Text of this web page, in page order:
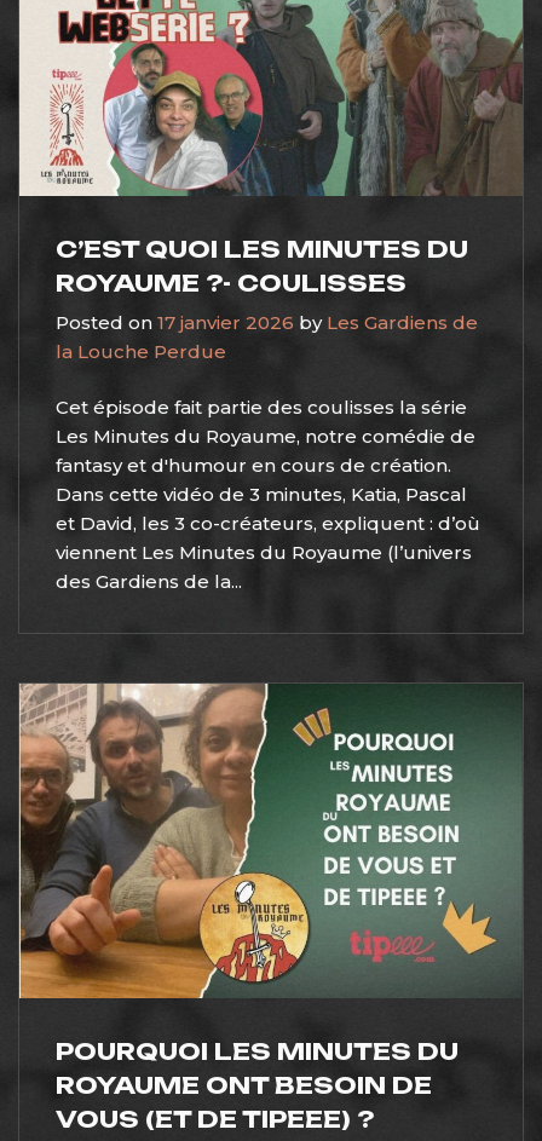
C’EST QUOI LES MINUTES DU
ROYAUME ?- COULISSES
Posted on 17 janvier 2026 by Les Gardiens de
la Louche Perdue
Cet épisode fait partie des coulisses la série
Les Minutes du Royaume, notre comédie de
fantasy et d'humour en cours de création.
Dans cette vidéo de 3 minutes, Katia, Pascal
et David, les 3 co-créateurs, expliquent : d’où
viennent Les Minutes du Royaume (l’univers
des Gardiens de la...
POURQUOI LES MINUTES DU
ROYAUME ONT BESOIN DE
VOUS (ET DE TIPEEE) ?